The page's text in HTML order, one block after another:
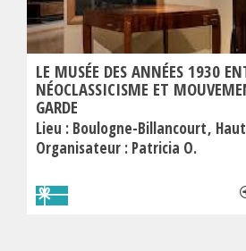
LE MUSÉE DES ANNÉES 1930
NÉOCLASSICISME ET
GARDE
Lieu : Boulogne-Billancourt
Organisateur : Patricia O.